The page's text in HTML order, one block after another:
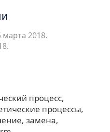
2018.
процесс
процессы
замена